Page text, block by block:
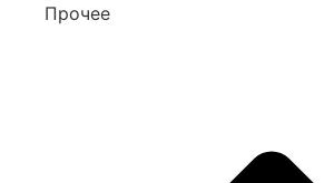
Прочее